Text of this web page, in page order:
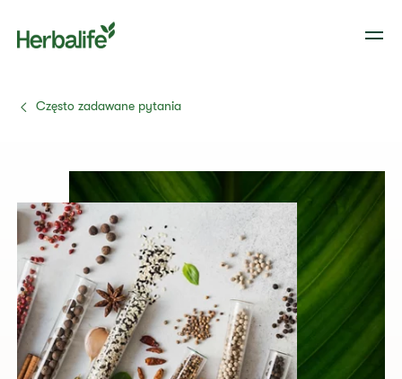
Często zadawane pytania